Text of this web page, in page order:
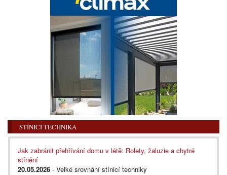
STÍNICÍ TECHNIKA
Jak zabránit přehřívání domu v létě: Rolety, žaluzie a chytré
stínění
20.05.2026 - Velké srovnání stínicí techniky